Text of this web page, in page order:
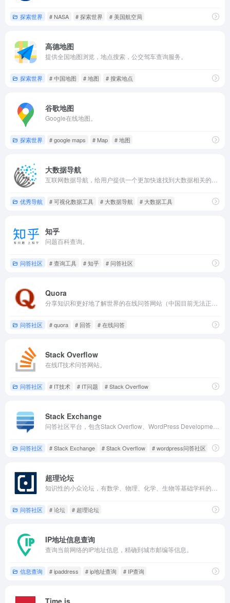
探索世界 # NASA # 探索世界 # 美国航空局
高德地图
提供全国地图浏览，地点搜索，公交驾车查询服务。
探索世界 # 中国地图 # 地图 # 搜索地点
谷歌地图
Google在线地图。
探索世界 # google maps # Map # 地图
大数据导航
优秀导航 # 可视化数据工具 # 大数据导航 # 大数据工具
知乎
问题百科查询。
问答社区 # 查询工具 # 知乎 # 问答社区
Quora
问答社区 # quora # 回答 # 在线问答
Stack Overflow
在线IT技术问答网站。
问答社区 # IT技术 # IT问题 # Stack Overflow
Stack Exchange
问答社区 # Stack Exchange # Stack Overflow # wordpress问答社区
超理论坛
问答社区 # 论坛 # 超理论坛
IP地址信息查询
查询当前网络的IP地址信息，精确到城市邮编等信息。
信息查询 # ipaddress # ip地址查询 # IP查询